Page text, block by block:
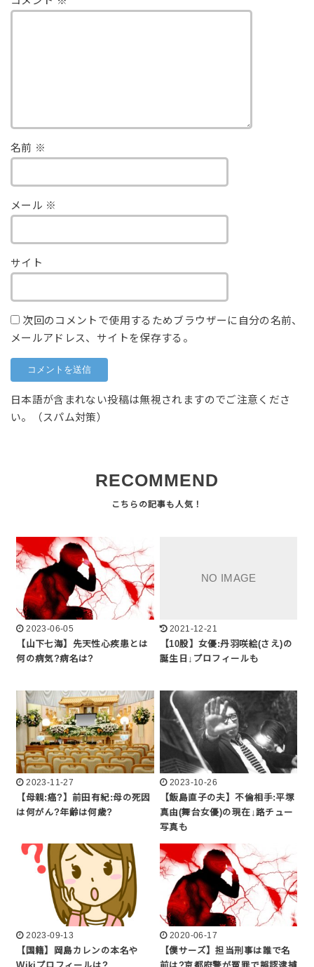
名前 ※
メール ※
サイト
次回のコメントで使用するためブラウザーに自分の名前、
メールアドレス、サイトを保存する。
日本語が含まれない投稿は無視されますのでご注意くださ
い。（スパム対策）
RECOMMEND
2023-06-05
【山下七海】先天性心疾患とは
何の病気?病名は?
2021-12-21
【10股】女優:丹羽咲絵(さえ)の
誕生日↓プロフィールも
2023-11-27
【母親:癌?】前田有紀:母の死因
は何がん?年齢は何歳?
2023-10-26
【飯島直子の夫】不倫相手:平塚
真由(舞台女優)の現在↓路チュー
写真も
2023-09-13
【国籍】岡島カレンの本名や
2020-06-17
【僕サーズ】担当刑事は誰で名